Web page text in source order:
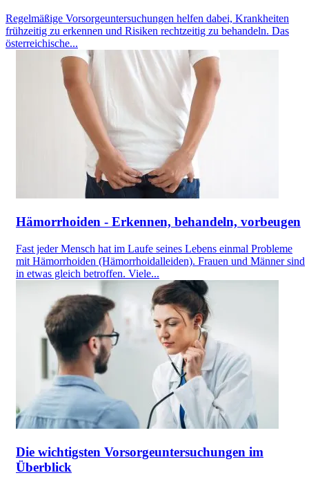
Regelmäßige Vorsorgeuntersuchungen helfen dabei, Krankheiten
frühzeitig zu erkennen und Risiken rechtzeitig zu behandeln. Das
österreichische...
Hämorrhoiden - Erkennen, behandeln, vorbeugen
Fast jeder Mensch hat im Laufe seines Lebens einmal Probleme
mit Hämorrhoiden (Hämorrhoidalleiden). Frauen und Männer sind
in etwas gleich betroffen. Viele...
Die wichtigsten Vorsorgeuntersuchungen im
Überblick